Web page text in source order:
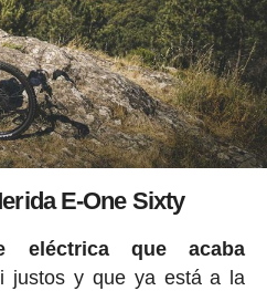
E-One Sixty
eléctrica que acaba
justos y que ya está a la